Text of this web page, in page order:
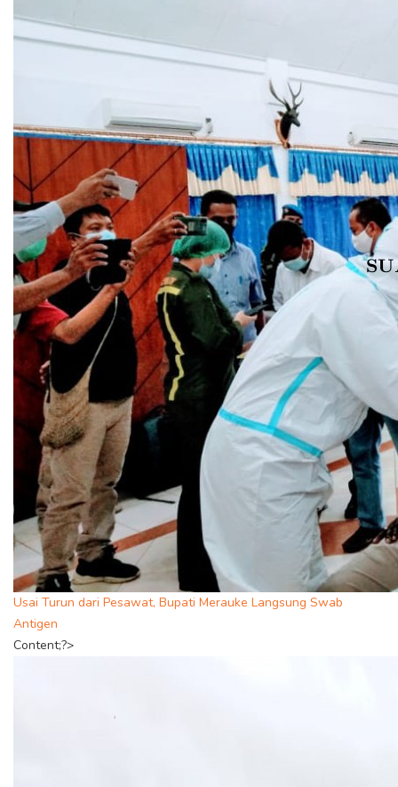
Usai Turun dari Pesawat, Bupati Merauke Langsung Swab
Antigen
Content;?>